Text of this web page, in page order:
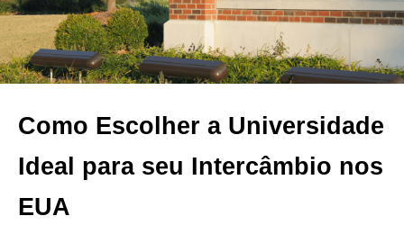
Como Escolher a Universidade
Ideal para seu Intercâmbio nos
EUA